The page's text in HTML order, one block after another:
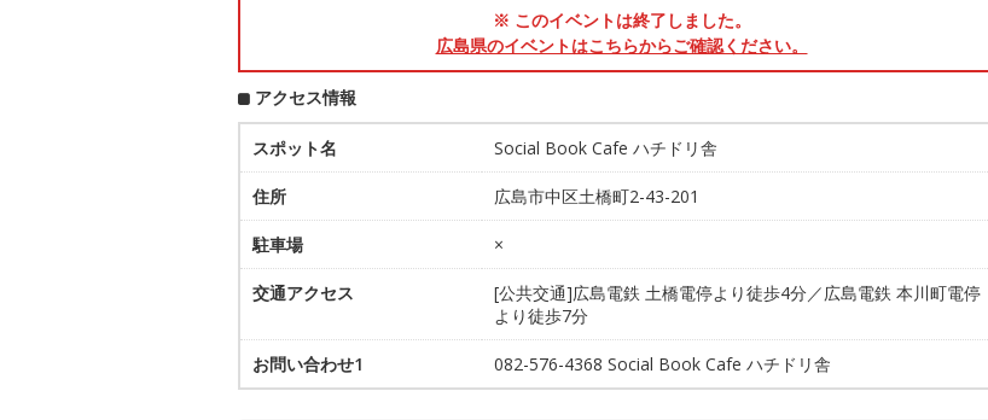
※ このイベントは終了しました。
広島県のイベントはこちらからご確認ください。
アクセス情報
スポット名 Social Book Cafe ハチドリ舎
住所 広島市中区土橋町2-43-201
駐車場 ×
交通アクセス
[公共交通]広島電鉄 土橋電停より徒歩4分／広島電鉄 本川町電停
より徒歩7分
お問い合わせ1 082-576-4368 Social Book Cafe ハチドリ舎